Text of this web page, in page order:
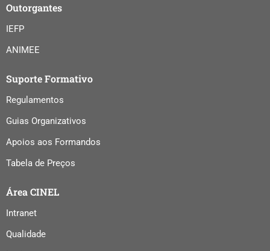
Outorgantes
IEFP
ANIMEE
Suporte Formativo
Regulamentos
Guias Organizativos
Apoios aos Formandos
Tabela de Preços
Área CINEL
Intranet
Qualidade